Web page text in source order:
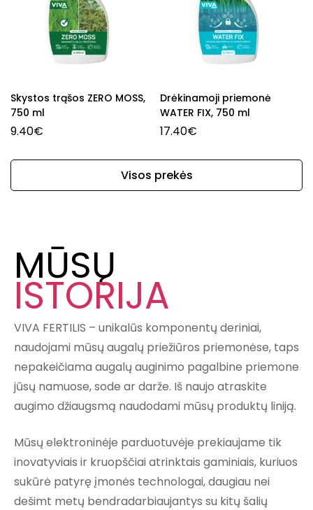
Skystos trąšos ZERO MOSS,
750 ml
9.40€
Drėkinamoji priemonė
WATER FIX, 750 ml
17.40€
Visos prekės
MŪSŲ
ISTORIJA
VIVA FERTILIS – unikalūs komponentų deriniai,
naudojami mūsų augalų priežiūros priemonėse, taps
nepakeičiama augalų auginimo pagalbine priemone
jūsų namuose, sode ar darže. Iš naujo atraskite
augimo džiaugsmą naudodami mūsų produktų liniją.
Mūsų elektroninėje parduotuvėje prekiaujame tik
inovatyviais ir kruopščiai atrinktais gaminiais, kuriuos
sukūrė patyrę įmonės technologai, daugiau nei
dešimt metų bendradarbiaujantys su kitų šalių